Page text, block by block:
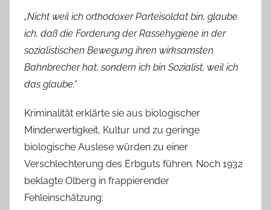
„Nicht weil ich orthodoxer Parteisoldat bin, glaube
ich, daß die Forderung der Rassehygiene in der
sozialistischen Bewegung ihren wirksamsten
Bahnbrecher hat, sondern ich bin Sozialist, weil ich
das glaube.“
Kriminalität erklärte sie aus biologischer
Minderwertigkeit, Kultur und zu geringe
biologische Auslese würden zu einer
Verschlechterung des Erbguts führen. Noch 1932
beklagte Olberg in frappierender
Fehleinschätzung: